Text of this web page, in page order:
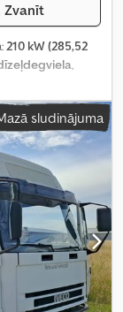
Zvanīt
210 kW (285,52
,
4, Aprīkojums:
sludinājuma